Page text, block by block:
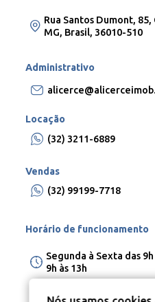
Rua Santos Dumont,
MG, Brasil, 36010-510
Administrativo
Locação
(32) 3211-6889
Vendas
(32) 99199-7718
Horário de funcionamento
Segunda à Sexta das
9h às 13h